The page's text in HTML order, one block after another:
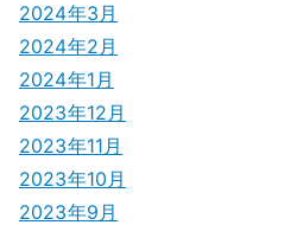
2024年3月
2024年2月
2024年1月
2023年12月
2023年11月
2023年10月
2023年9月